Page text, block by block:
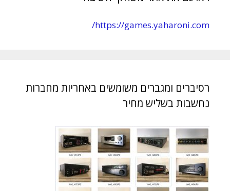
https://games.yaharoni.com/
רסיברים ומגברים משומשים באחריות מחברות
נחשבות בשליש מחיר